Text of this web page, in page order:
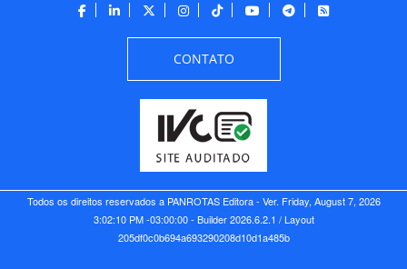
CONTATO
Todos os direitos reservados a PANROTAS Editora - Ver. Friday, August 7, 2026
3:02:10 PM -03:00:00 - Builder 2026.6.2.1 / Layout
205df0c0b694a693290208d10d1a485b